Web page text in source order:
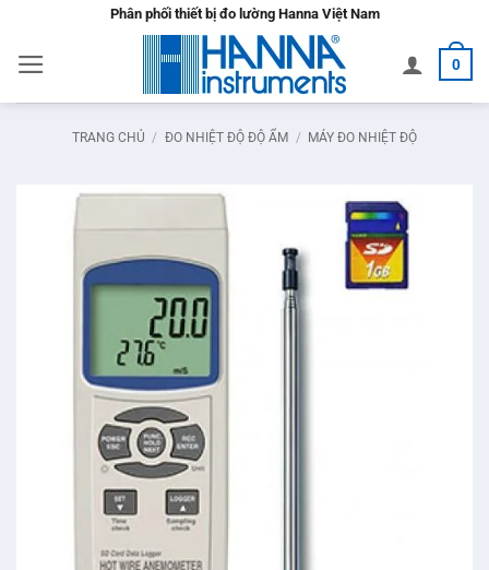
nội
dung
Phân phối thiết bị đo lường Hanna Việt Nam
0
TRANG CHỦ / ĐO NHIỆT ĐỘ ĐỘ ẨM / MÁY ĐO NHIỆT ĐỘ